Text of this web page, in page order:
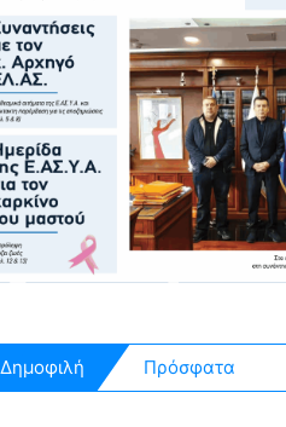
Δημοφιλή Πρόσφατα